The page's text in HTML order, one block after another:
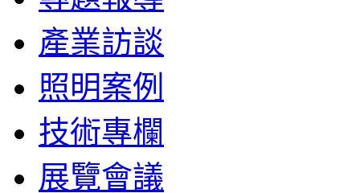
產業訪談
照明案例
技術專欄
展覽會議